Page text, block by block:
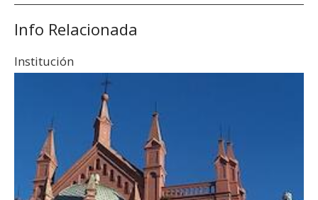
Info Relacionada
Institución